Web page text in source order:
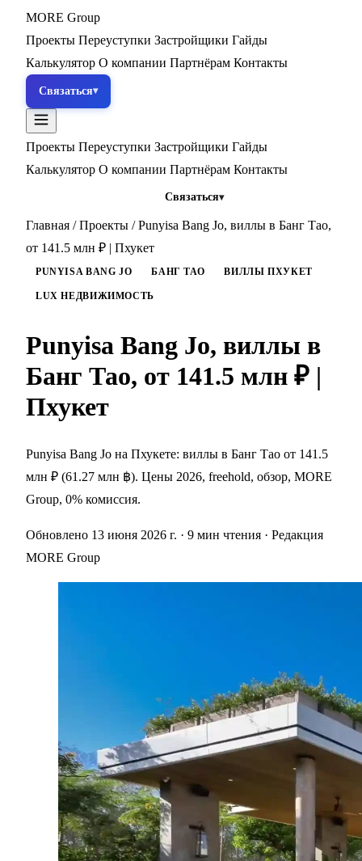
MORE Group
Проекты Переуступки Застройщики Гайды
Калькулятор О компании Партнёрам Контакты
Связаться
Проекты Переуступки Застройщики Гайды
Калькулятор О компании Партнёрам Контакты
Связаться
Главная / Проекты / Punyisa Bang Jo, виллы в Банг Тао,
от 141.5 млн ₽ | Пхукет
PUNYISA BANG JO БАНГ ТАО ВИЛЛЫ ПХУКЕТ
LUX НЕДВИЖИМОСТЬ
Punyisa Bang Jo, виллы в
Банг Тао, от 141.5 млн ₽ |
Пхукет
Punyisa Bang Jo на Пхукете: виллы в Банг Тао от 141.5
млн ₽ (61.27 млн ฿). Цены 2026, freehold, обзор, MORE
Group, 0% комиссия.
Обновлено 13 июня 2026 г. · 9 мин чтения · Редакция
MORE Group